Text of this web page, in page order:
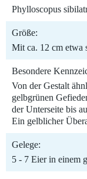
Phylloscopus
Größe:
Mit ca. 12 cm etwa
Besondere
Von der Gestalt
gelbgrünen
der Unterseite bis
Ein gelblicher
Gelege:
5 - 7 Eier in einem